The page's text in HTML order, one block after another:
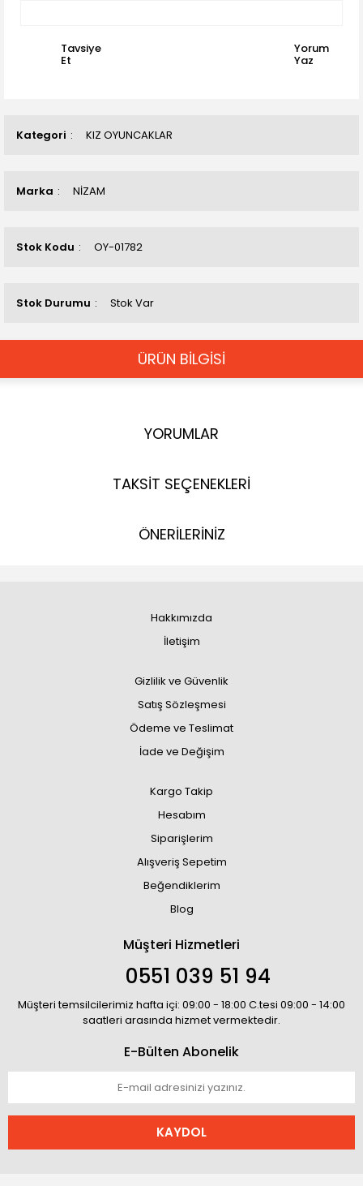
Kategori KIZ OYUNCAKLAR
Marka NİZAM
Stok Kodu OY-01782
Stok Durumu Stok Var
Tavsiye
Et
Yorum
Yaz
ÜRÜN BİLGİSİ
YORUMLAR
TAKSİT SEÇENEKLERİ
ÖNERİLERİNİZ
Hakkımızda
İletişim
Gizlilik ve Güvenlik
Satış Sözleşmesi
Ödeme ve Teslimat
İade ve Değişim
Kargo Takip
Hesabım
Siparişlerim
Alışveriş Sepetim
Beğendiklerim
Blog
Müşteri Hizmetleri
0551 039 51 94
Müşteri temsilcilerimiz hafta içi: 09:00 - 18:00 C.tesi 09:00 - 14:00
saatleri arasında hizmet vermektedir.
E-Bülten Abonelik
KAYDOL